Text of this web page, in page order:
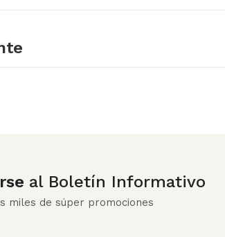
al Boletín Informativo
miles de súper promociones